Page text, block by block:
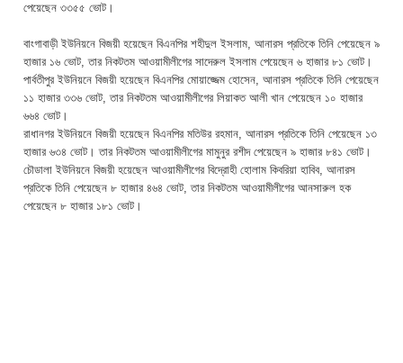
পেয়েছেন ৩৩৫৫ ভোট।
বাংগাবাড়ী ইউনিয়নে বিজয়ী হয়েছেন বিএনপির শহীদুল ইসলাম, আনারস প্রতিকে তিনি পেয়েছেন ৯
হাজার ১৬ ভোট, তার নিকটতম আওয়ামীলীগের সাদেরুল ইসলাম পেয়েছেন ৬ হাজার ৮১ ভোট।
পার্বতীপুর ইউনিয়নে বিজয়ী হয়েছেন বিএনপির মোয়াজ্জেম হোসেন, আনারস প্রতিকে তিনি পেয়েছেন
১১ হাজার ৩৩৬ ভোট, তার নিকটতম আওয়ামীলীগের লিয়াকত আলী খান পেয়েছেন ১০ হাজার
৬৬৪ ভোট।
রাধানগর ইউনিয়নে বিজয়ী হয়েছেন বিএনপির মতিউর রহমান, আনারস প্রতিকে তিনি পেয়েছেন ১৩
হাজার ৬৩৪ ভোট। তার নিকটতম আওয়ামীলীগের মামুনুর রশীদ পেয়েছেন ৯ হাজার ৮৪১ ভোট।
চৌডালা ইউনিয়নে বিজয়ী হয়েছেন আওয়ামীলীগের বিদ্রোহী হোলাম কিবরিয়া হাবিব, আনারস
প্রতিকে তিনি পেয়েছেন ৮ হাজার ৪৬৪ ভোট, তার নিকটতম আওয়ামীলীগের আনসারুল হক
পেয়েছেন ৮ হাজার ১৮১ ভোট।